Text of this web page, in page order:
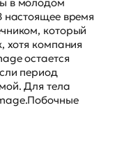
настоящее время
который
хотя компания
остается
период
Для тела